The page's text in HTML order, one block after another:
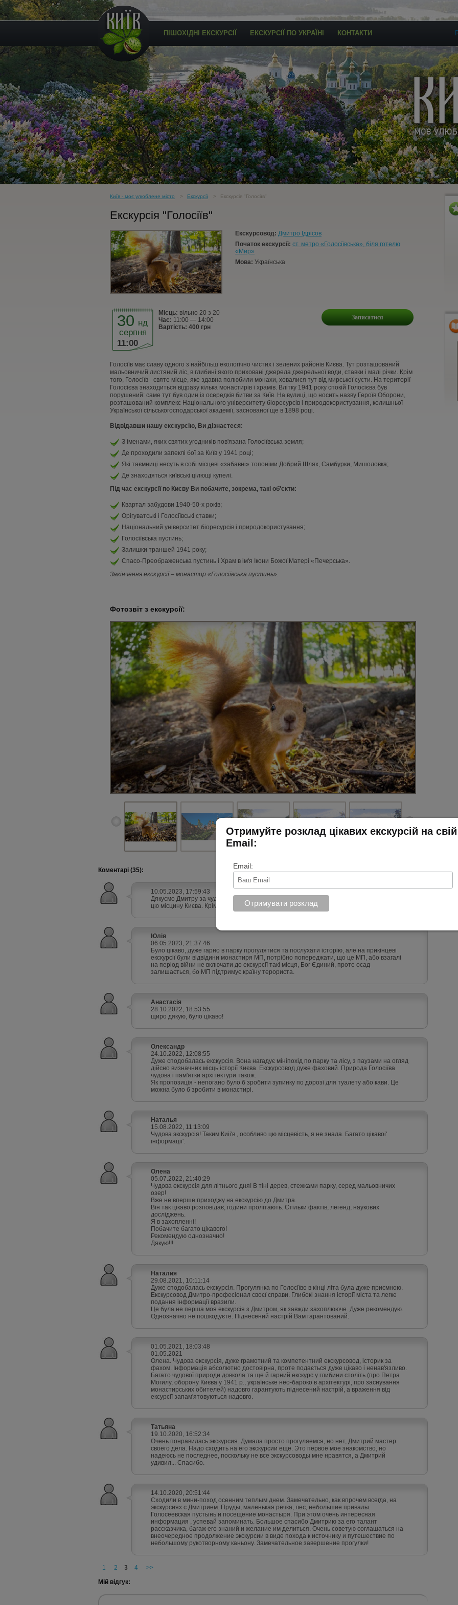
ПІШОХІДНІ ЕКСКУРСІЇ ЕКСКУРСІЇ ПО УКРАЇНІ КОНТАКТИ
Київ - моє улюблене місто Екскурсії Екскурсія "Голосіїв"
Екскурсія "Голосіїв"
Екскурсовод: Дмитро Ідрісов
Початок екскурсії: ст. метро «Голосіївська», біля готелю
«Мир»
Мова: Українська
30 нд
серпня
11:00
Місць: вільно 20 з 20
Час: 11:00 — 14:00
Вартість: 400 грн
Записатися
Голосіїв має славу одного з найбільш екологічно чистих і зелених районів Києва. Тут розташований
мальовничий листяний ліс, в глибині якого приховані джерела джерельної води, ставки і малі річки. Крім
того, Голосіїв - святе місце, яке здавна полюбили монахи, ховалися тут від мирської суєти. На території
Голосієва знаходиться відразу кілька монастирів і храмів. Влітку 1941 року спокій Голосієва був
порушений: саме тут був один із осередків битви за Київ. На вулиці, що носить назву Героїв Оборони,
розташований комплекс Національного університету біоресурсів і природокористування, колишньої
Української сільськогосподарської академії, заснованої ще в 1898 році.
Відвідавши нашу екскурсію, Ви дізнаєтеся:
З іменами, яких святих угодників пов'язана Голосіївська земля;
Де проходили запеклі бої за Київ у 1941 році;
Які таємниці несуть в собі місцеві «забавні» топоніми Добрий Шлях, Самбурки, Мишоловка;
Де знаходяться київські цілющі купелі.
Під час екскурсії по Києву Ви побачите, зокрема, такі об'єкти:
Квартал забудови 1940-50-х років;
Орігуватські і Голосіївські ставки;
Національний університет біоресурсів і природокористування;
Голосіївська пустинь;
Залишки траншей 1941 року;
Спасо-Преображенська пустинь і Храм в ім'я Ікони Божої Матері «Печерська».
Закінчення екскурсії – монастир «Голосіївська пустинь».
Фотозвіт з екскурсії:
Коментарі (35):
10.05.2023, 17:59:43
Дякуємо Дмитру за чудову прогулянку весняним Голосієвом! Давно збирались побачити
цю місцину Києва. Крім прекрасної природи почули багато цікавої інформації
Юлія
06.05.2023, 21:37:46
Було цікаво, дуже гарно в парку прогулятися та послухати історію, але на прикінцеві
екскурсії були відвідини монастиря МП, потрібно попереджати, що це МП, або взагалі
на період війни не включати до екскурсії такі місця, Бог Єдиний, проте осад
залишається, бо МП підтримує країну терориста.
Анастасія
28.10.2022, 18:53:55
щиро дякую, було цікаво!
Олександр
24.10.2022, 12:08:55
Дуже сподобалась екскурсія. Вона нагадує мініпохід по парку та лісу, з паузами на огляд
дійсно визначних місць історії Києва. Екскурсовод дуже фаховий. Природа Голосіїва
чудова і пам'ятки архітектури також.
Як пропозиція - непогано було б зробити зупинку по дорозі для туалету або кави. Це
можна було б зробити в монастирі.
Наталья
15.08.2022, 11:13:09
Чудова экскурсiя! Таким Киii'в , особливо цю мiсцевiсть, я не знала. Багато цiкавоi'
iнформацii'.
Олена
05.07.2022, 21:40:29
Чудова екскурсія для літнього дня! В тіні дерев, стежками парку, серед мальовничих
озер!
Вже не вперше приходжу на екскурсію до Дмитра.
Він так цікаво розповідає, години пролітають. Стільки фактів, легенд, наукових
досліджень.
Я в захопленні!
Побачите багато цікавого!
Рекомендую однозначно!
Дякую!!!
Наталия
29.08.2021, 10:11:14
Дуже сподобалась екскурсія. Прогулянка по Голосіїво в кінці літа була дуже приємною.
Екскурсовод Дмитро-професіонал своєї справи. Глибокі знання історії міста та легке
подання інформації вразили.
Це була не перша моя екскурсія з Дмитром, як завжди захоплююче. Дуже рекомендую.
Однозначно не пошкодуєте. Піднесений настрій Вам гарантований.
01.05.2021, 18:03:48
01.05.2021
Олена. Чудова екскурсія, дуже грамотний та компетентний екскурсовод, історик за
фахом. Інформація абсолютно достовірна, проте подається дуже цікаво і ненав'язливо.
Багато чудової природи довкола та ще й гарний екскурс у глибини століть (про Петра
Могилу, оборону Києва у 1941 р., українське нео-бароко в архітектурі, про заснування
монастирських обителей) надовго гарантують піднесений настрій, а враження від
ексурсії запам'ятовуються надовго.
Татьяна
19.10.2020, 16:52:34
Очень понравилась экскурсия. Думала просто прогуляемся, но нет, Дмитрий мастер
своего дела. Надо сходить на его экскурсии еще. Это первое мое знакомство, но
надеюсь не последнее, поскольку не все экскурсоводы мне нравятся, а Дмитрий
удивил... Спасибо.
14.10.2020, 20:51:44
Сходили в мини-поход осенним теплым днем. Замечательно, как впрочем всегда, на
экскурсиях с Дмитрием. Пруды, маленькая речка, лес, небольшие привалы.
Голосеевская пустынь и посещение монастыря. При этом очень интересная
информация , успевай запоминать. Большое спасибо Дмитрию за его талант
рассказчика, багаж его знаний и желание им делиться. Очень советую соглашаться на
внеочередное продолжение экскурсии в виде похода к источнику и путешествие по
небольшому рукотворному каньону. Замечательное завершение прогулки!
1 2 3 4
>>
Мій відгук:
Отримуйте розклад цікавих екскурсій на свій
Email:
Email: